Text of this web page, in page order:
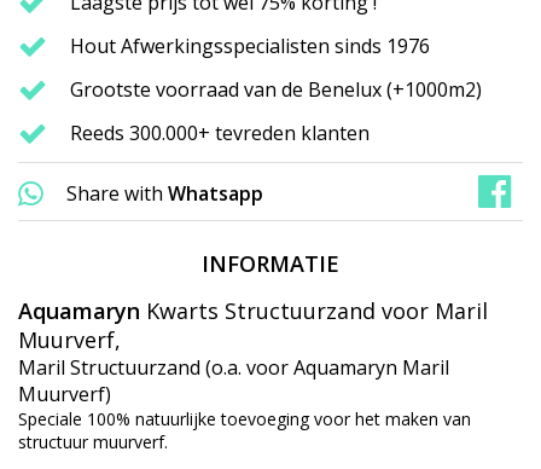
Hout Afwerkingsspecialisten sinds 1976
Grootste voorraad van de Benelux (+1000m2)
Reeds 300.000+ tevreden klanten
Share with Whatsapp
INFORMATIE
Aquamaryn Kwarts Structuurzand voor Maril
Muurverf,
Maril Structuurzand (o.a. voor Aquamaryn Maril
Muurverf)
Speciale 100% natuurlijke toevoeging voor het maken van
structuur muurverf.